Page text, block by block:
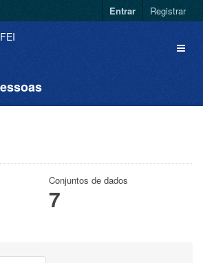
Entrar Registrar
Conjuntos de dados
7